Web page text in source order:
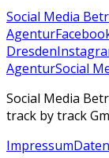
Social Media
Agentur
Dresden
AgenturSocial
Social Media
track by track
Impressum